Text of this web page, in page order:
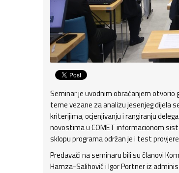
Seminar je uvodnim obraćanjem otvorio
teme vezane za analizu jesenjeg dijela
kriterijima, ocjenjivanju i rangiranju
novostima u COMET informacionom
sklopu programa održan je i test
Predavači na seminaru bili su članovi
Hamza-Salihović i Igor Portner iz